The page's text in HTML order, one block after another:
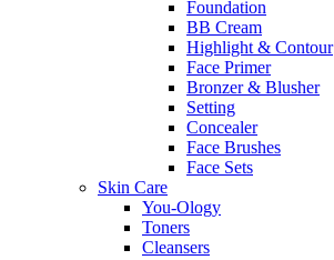
Foundation
BB Cream
Highlight & Contour
Face Primer
Bronzer & Blusher
Setting
Concealer
Face Brushes
Face Sets
Skin Care
You-Ology
Toners
Cleansers